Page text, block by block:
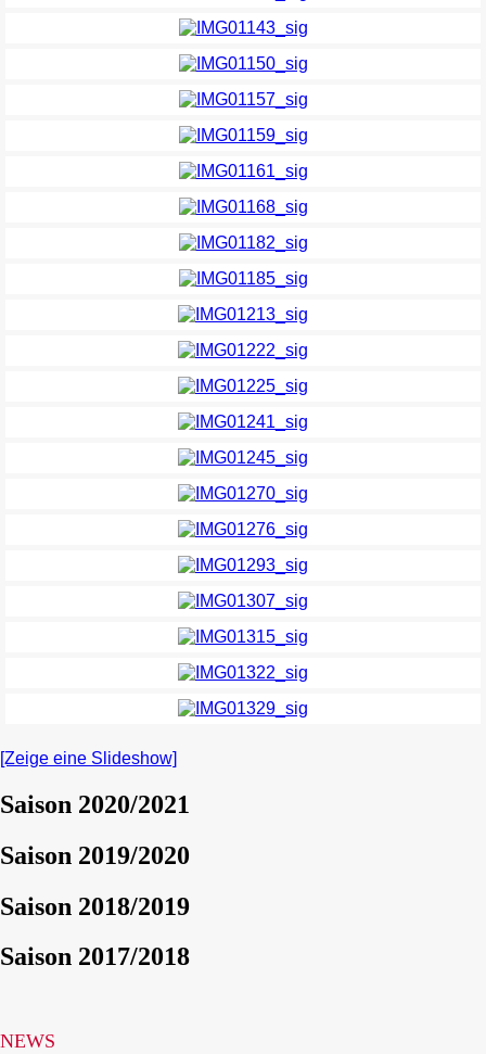
[Zeige eine Slideshow]
Saison 2020/2021
Saison 2019/2020
Saison 2018/2019
Saison 2017/2018
NEWS